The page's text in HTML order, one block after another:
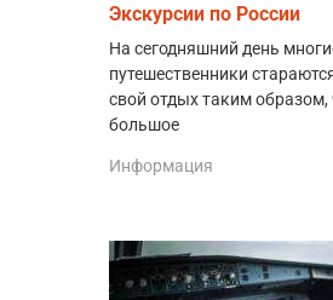
Экскурсии по России
На сегодняшний день
путешественники
свой отдых таким образом,
большое
Информация